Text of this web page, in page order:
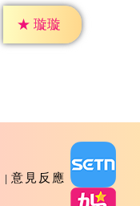
★ 璇璇
意見反應